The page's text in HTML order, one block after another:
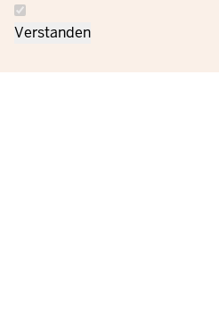
Verstanden